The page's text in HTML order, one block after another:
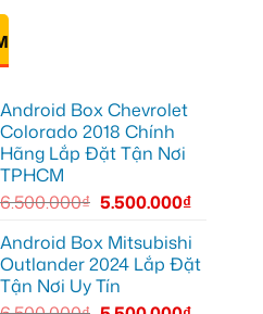
Android Box Chevrolet
Colorado 2018 Chính
Hãng Lắp Đặt Tận Nơi
TPHCM
6.500.000₫ 5.500.000₫
Android Box Mitsubishi
Outlander 2024 Lắp Đặt
Tận Nơi Uy Tín